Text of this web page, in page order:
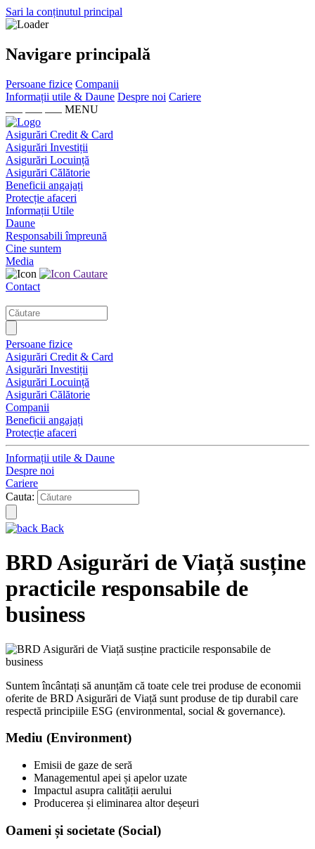
Sari la conținutul principal
Navigare principală
Persoane fizice Companii
Informații utile & Daune Despre noi Cariere
MENU
Asigurări Credit & Card
Asigurări Investiții
Asigurări Locuință
Asigurări Călătorie
Beneficii angajați
Protecție afaceri
Informații Utile
Daune
Responsabili împreună
Cine suntem
Media
Cautare
Contact
Persoane fizice
Asigurări Credit & Card
Asigurări Investiții
Asigurări Locuință
Asigurări Călătorie
Companii
Beneficii angajați
Protecție afaceri
Informații utile & Daune
Despre noi
Cariere
Cauta:
Back
BRD Asigurări de Viață susține
practicile responsabile de
business
Suntem încântați să anunțăm că toate cele trei produse de economii
oferite de BRD Asigurări de Viață sunt produse de tip durabil care
respectă principiile ESG (environmental, social & governance).
Mediu (Environment)
Emisii de gaze de seră
Managementul apei și apelor uzate
Impactul asupra calității aerului
Producerea și eliminarea altor deșeuri
Oameni și societate (Social)